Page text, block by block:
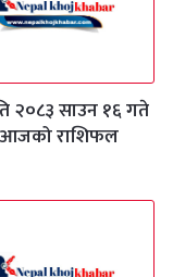
२०८३ साउन १६ गते
आजको राशिफल